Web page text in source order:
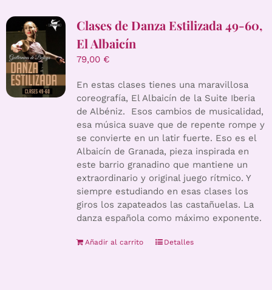
Clases de Danza Estilizada 49-60,
El Albaicín
79,00 €
En estas clases tienes una maravillosa
coreografía, El Albaicín de la Suite Iberia
de Albéniz. Esos cambios de musicalidad,
esa música suave que de repente rompe y
se convierte en un latir fuerte. Eso es el
Albaicín de Granada, pieza inspirada en
este barrio granadino que mantiene un
extraordinario y original juego rítmico. Y
siempre estudiando en esas clases los
giros los zapateados las castañuelas. La
danza española como máximo exponente.
Añadir al carrito Detalles